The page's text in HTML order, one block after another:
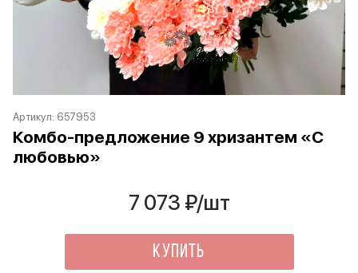
Артикул: 657953
Комбо-предложение 9 хризантем «С
любовью»
7 073 ₽/шт
Купить